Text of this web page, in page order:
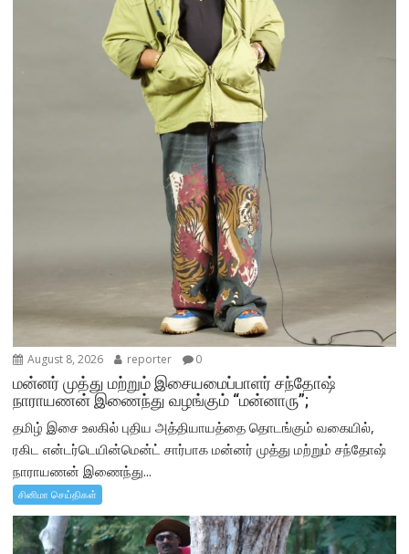
August 8, 2026 reporter 0
மன்னர் முத்து மற்றும் இசையமைப்பாளர் சந்தோஷ்
நாராயணன் இணைந்து வழங்கும் “மன்னாரு”;
தமிழ் இசை உலகில் புதிய அத்தியாயத்தை தொடங்கும் வகையில்,
ரகிட என்டர்டெயின்மென்ட் சார்பாக மன்னர் முத்து மற்றும் சந்தோஷ்
நாராயணன் இணைந்து...
சினிமா செய்திகள்